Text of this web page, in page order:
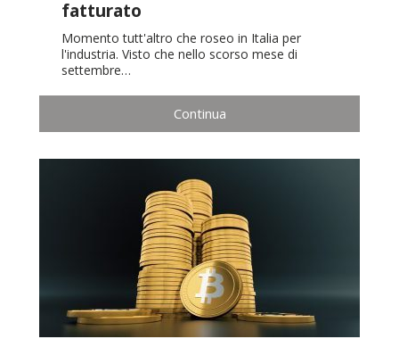
fatturato
Momento tutt'altro che roseo in Italia per
l'industria. Visto che nello scorso mese di
settembre…
Continua